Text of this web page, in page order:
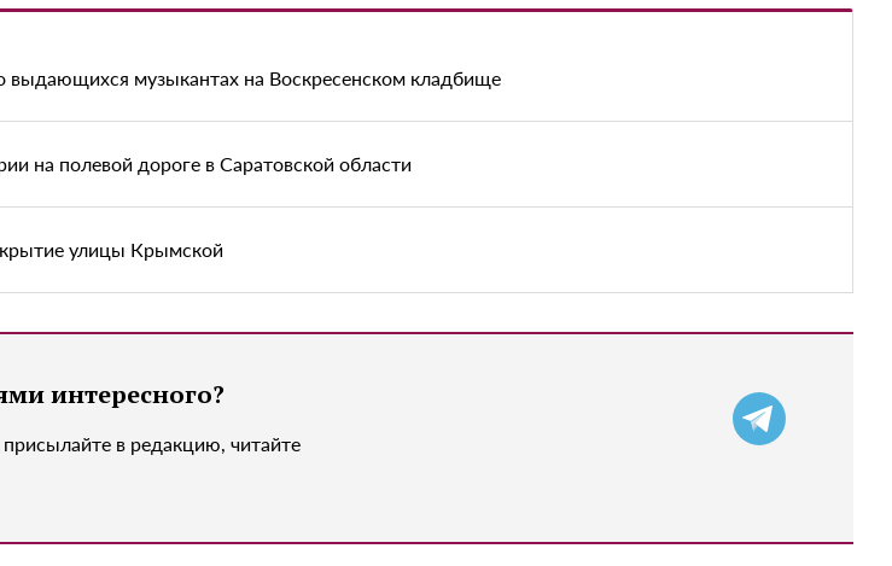
выдающихся музыкантах на Воскресенском кладбище
на полевой дороге в Саратовской области
улицы Крымской
интересного?
в редакцию, читайте